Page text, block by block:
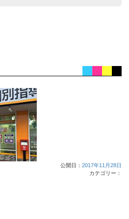
公開日： 2017年11月28日
カテゴリー：